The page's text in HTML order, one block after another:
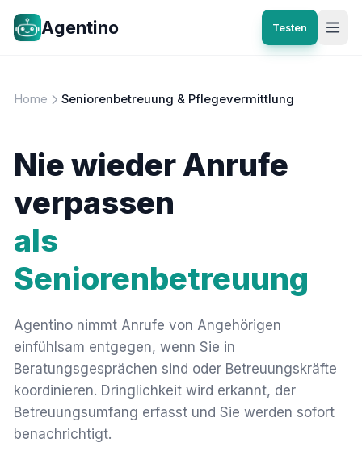
Agentino Testen
Home Seniorenbetreuung & Pflegevermittlung
Nie wieder Anrufe
verpassen
als
Seniorenbetreuung
Agentino nimmt Anrufe von Angehörigen
einfühlsam entgegen, wenn Sie in
Beratungsgesprächen sind oder Betreuungskräfte
koordinieren. Dringlichkeit wird erkannt, der
Betreuungsumfang erfasst und Sie werden sofort
benachrichtigt.